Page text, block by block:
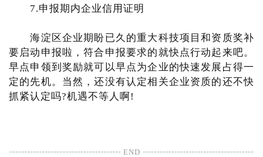
7.申报期内企业信用证明
海淀区企业期盼已久的重大科技项目和资质奖补
要启动申报啦，符合申报要求的就快点行动起来吧。
早点申领到奖励就可以早点为企业的快速发展占得一
定的先机。当然，还没有认定相关企业资质的还不快
抓紧认定吗?机遇不等人啊!
END